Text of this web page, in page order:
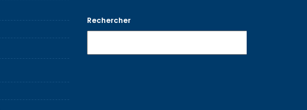
Rechercher